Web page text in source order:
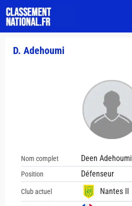
D. Adehoumi
Nom complet Deen Adehoumi
Position Défenseur
Club actuel Nantes II